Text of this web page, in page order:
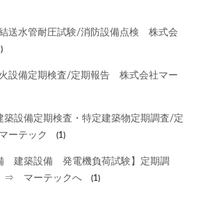
送水管耐圧試験/消防設備点検 株式会
設備定期検査/定期報告 株式会社マー
設備定期検査・特定建築物定期調査/定
ーテック
(1)
建築設備 発電機負荷試験】定期調
⇒ マーテックへ
(1)